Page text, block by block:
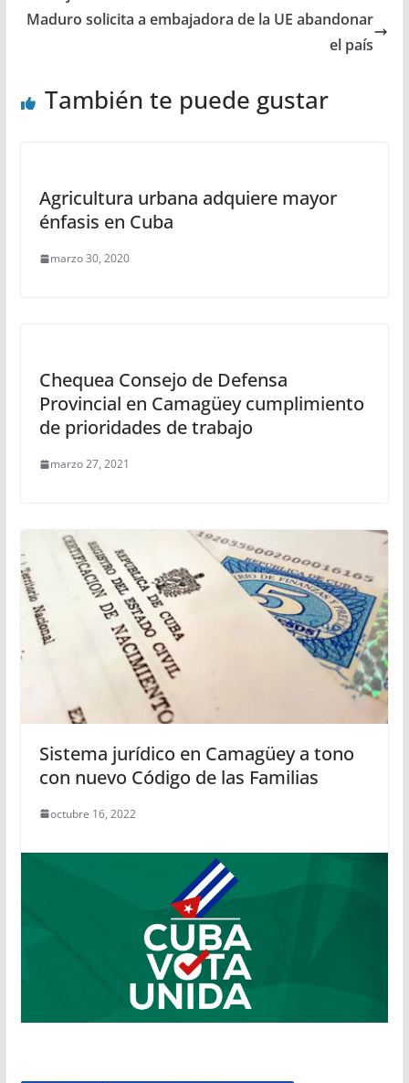
Maduro solicita a embajadora de la UE abandonar
el país
También te puede gustar
Agricultura urbana adquiere mayor
énfasis en Cuba
marzo 30, 2020
Chequea Consejo de Defensa
Provincial en Camagüey cumplimiento
de prioridades de trabajo
marzo 27, 2021
Sistema jurídico en Camagüey a tono
con nuevo Código de las Familias
octubre 16, 2022